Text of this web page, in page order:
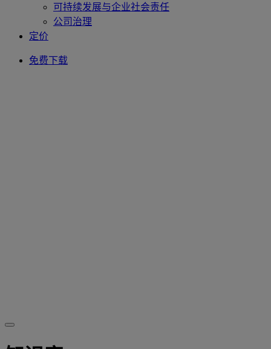
可持续发展与企业社会责任
公司治理
定价
免费下载